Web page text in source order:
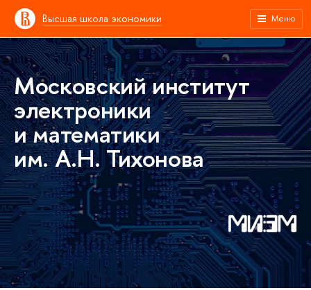
Высшая школа экономики Меню
Московский институт
электроники
и математики
им. А.Н. Тихонова